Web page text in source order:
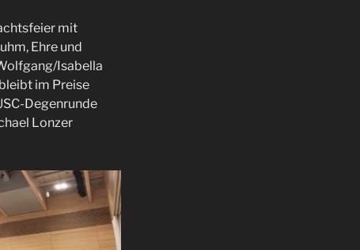
mit
Ehre und
Isabella
im Preise
Degenrunde
Lonzer